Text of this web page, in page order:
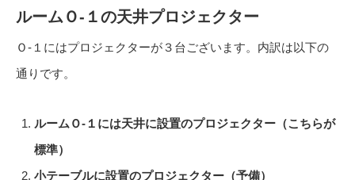
ルームＯ-１の天井プロジェクター
Ｏ-１にはプロジェクターが３台ございます。内訳は以下の
通りです。
ルームＯ-１には天井に設置のプロジェクター（こちらが
標準）
小テーブルに設置のプロジェクター（予備）